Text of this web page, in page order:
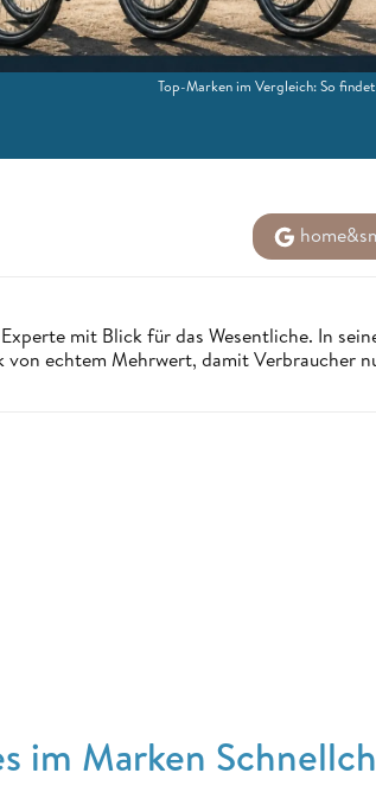
Top-Marken im Vergleich: So
mit Blick für das Wesentliche. In
echtem Mehrwert, damit Verbraucher
im Marken